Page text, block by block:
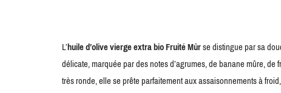
L’huile d’olive vierge extra bio Fruité Mûrse distingue par sa
délicate, marquée par des notes d’agrumes, de banane mûre,
très ronde, elle se prête parfaitement aux assaisonnements à